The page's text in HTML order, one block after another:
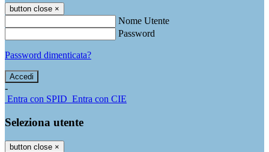
button close ×
Nome Utente
Password
Password dimenticata?
-
Entra con SPID Entra con CIE
Seleziona utente
button close ×